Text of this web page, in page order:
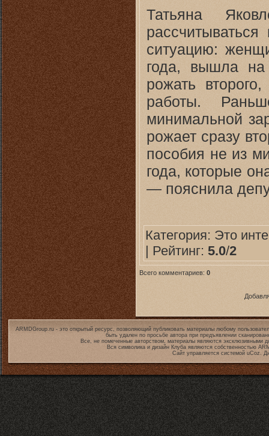
Татьяна
ситуацию:
года, вышла на
рожать
работы.
минимальной
рожает сразу
пособия не из
года, которые
— пояснила
Категория: Это
| Рейтинг: 5.0/2
Всего комментариев: 0
ARMDGroup.ru - это открытый ресурс, позволяющий публиковать материалы любому
быть удален по просьбе автора при предъявлении
Все, не помеченные авторством, материалы являются эксклюзивными
Вся символика и дизайн Клуба являются собственностью
Сайт управляется системой uCoz.